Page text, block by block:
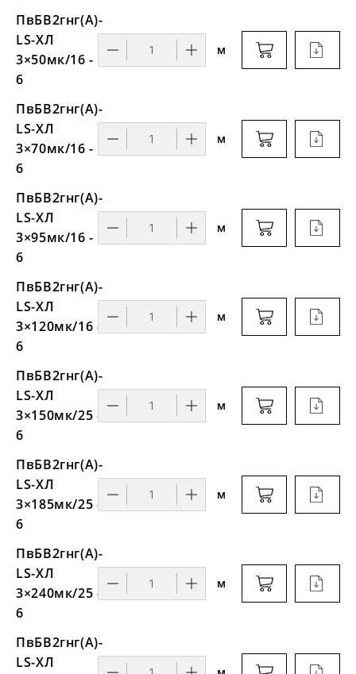
ПвБВ2гнг(А)-
LS-ХЛ
3×50мк/16 -
6
м
ПвБВ2гнг(А)-
LS-ХЛ
3×70мк/16 -
6
м
ПвБВ2гнг(А)-
LS-ХЛ
3×95мк/16 -
6
м
ПвБВ2гнг(А)-
LS-ХЛ
3×120мк/16 -
6
м
ПвБВ2гнг(А)-
LS-ХЛ
3×150мк/25 -
6
м
ПвБВ2гнг(А)-
LS-ХЛ
3×185мк/25 -
6
м
ПвБВ2гнг(А)-
LS-ХЛ
3×240мк/25 -
6
м
ПвБВ2гнг(А)-
LS-ХЛ